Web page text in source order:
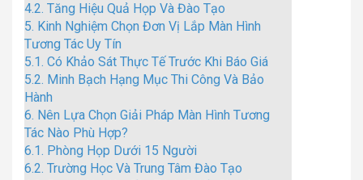
4.2. Tăng Hiệu Quả Họp Và Đào Tạo
5. Kinh Nghiệm Chọn Đơn Vị Lắp Màn Hình
Tương Tác Uy Tín
5.1. Có Khảo Sát Thực Tế Trước Khi Báo Giá
5.2. Minh Bạch Hạng Mục Thi Công Và Bảo
Hành
6. Nên Lựa Chọn Giải Pháp Màn Hình Tương
Tác Nào Phù Hợp?
6.1. Phòng Họp Dưới 15 Người
6.2. Trường Học Và Trung Tâm Đào Tạo